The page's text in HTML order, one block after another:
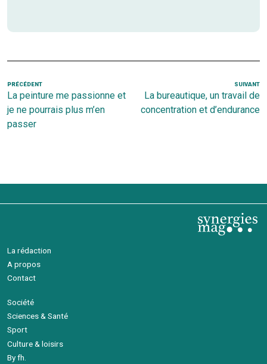
Navigation
de
l’article
Article
précédent
PRÉCÉDENT
La peinture me passionne et
je ne pourrais plus m’en
passer
SUIVANT
La bureautique, un travail de
concentration et d’endurance
La rédaction
A propos
Contact
Société
Sciences & Santé
Sport
Culture & loisirs
By fh.